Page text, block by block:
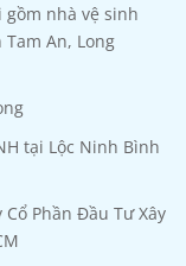
nhà vệ sinh
An, Long
tại Lộc Ninh Bình
Cổ Phần Đầu Tư Xây